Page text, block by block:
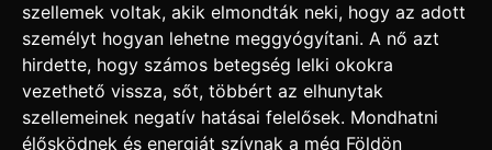
szellemek voltak, akik elmondták neki, hogy az adott
személyt hogyan lehetne meggyógyítani. A nő azt
hirdette, hogy számos betegség lelki okokra
vezethető vissza, sőt, többért az elhunytak
szellemeinek negatív hatásai felelősek. Mondhatni
élősködnek és energiát szívnak a még Földön